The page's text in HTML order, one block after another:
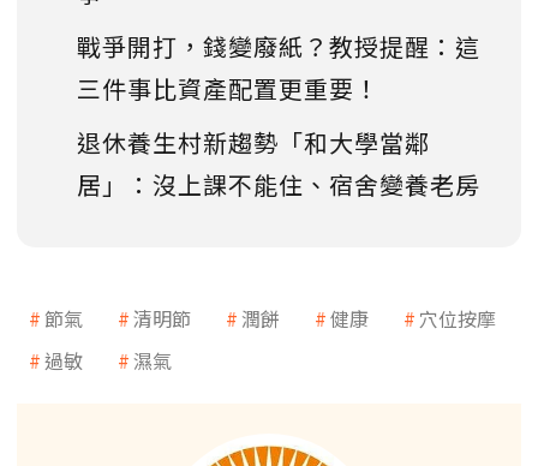
戰爭開打，錢變廢紙？教授提醒：這
三件事比資產配置更重要！
退休養生村新趨勢「和大學當鄰
居」：沒上課不能住、宿舍變養老房
節氣 清明節 潤餅 健康
穴位按摩
過敏
濕氣